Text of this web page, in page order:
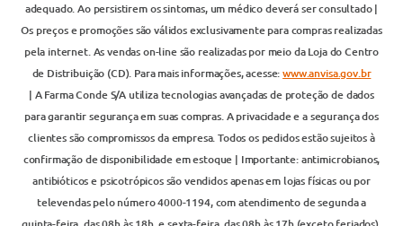
adequado. Ao persistirem os sintomas, um médico deverá ser consultado |
Os preços e promoções são válidos exclusivamente para compras realizadas
pela internet. As vendas on-line são realizadas por meio da Loja do Centro
de Distribuição (CD). Para mais informações, acesse:www.anvisa.gov.br
| A Farma Conde S/A utiliza tecnologias avançadas de proteção de dados
para garantir segurança em suas compras. A privacidade e a segurança dos
clientes são compromissos da empresa. Todos os pedidos estão sujeitos à
confirmação de disponibilidade em estoque | Importante: antimicrobianos,
antibióticos e psicotrópicos são vendidos apenas em lojas físicas ou por
televendas pelo número 4000-1194, com atendimento de segunda a